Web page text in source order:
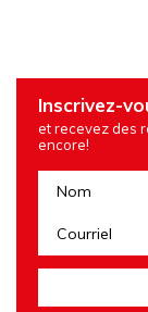
Inscrivez-
et recevez des
encore!